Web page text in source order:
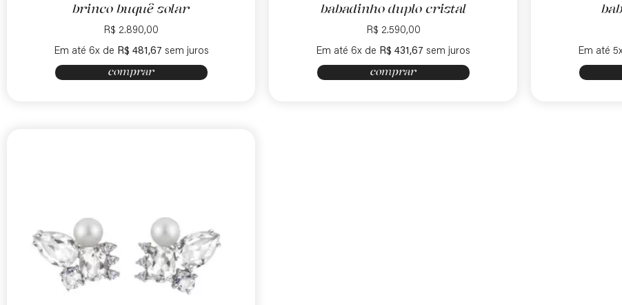
brinco buquê solar
R$ 2.890,00
Em até 6x de R$ 481,67 sem juros
comprar
babadinho duplo cristal
R$ 2.590,00
Em até 6x de R$ 431,67 sem juros
comprar
Em até